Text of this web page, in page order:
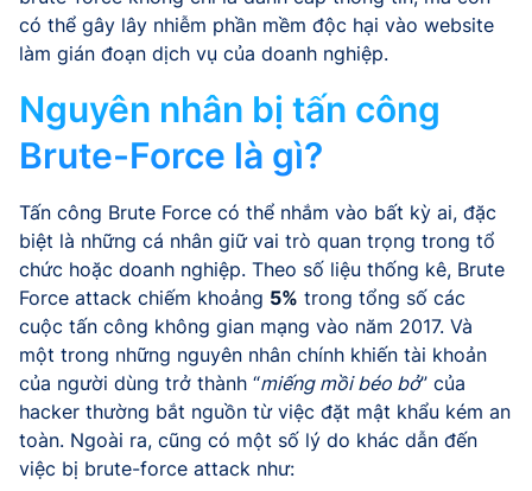
có thể gây lây nhiễm phần mềm độc hại vào website
làm gián đoạn dịch vụ của doanh nghiệp.
Nguyên nhân bị tấn công
Brute-Force là gì?
Tấn công Brute Force có thể nhắm vào bất kỳ ai, đặc
biệt là những cá nhân giữ vai trò quan trọng trong tổ
chức hoặc doanh nghiệp. Theo số liệu thống kê, Brute
Force attack chiếm khoảng 5% trong tổng số các
cuộc tấn công không gian mạng vào năm 2017. Và
một trong những nguyên nhân chính khiến tài khoản
của người dùng trở thành “miếng mồi béo bở” của
hacker thường bắt nguồn từ việc đặt mật khẩu kém an
toàn. Ngoài ra, cũng có một số lý do khác dẫn đến
việc bị brute-force attack như: